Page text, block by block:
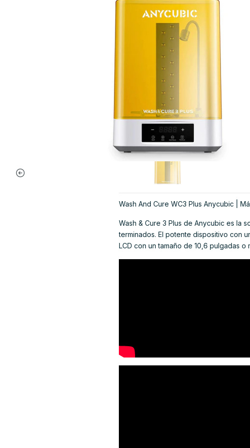
Wash And Cure WC3 Plus Anycubic |
Wash & Cure 3 Plus de Anycubic es la
terminados. El potente dispositivo con
LCD con un tamaño de 10,6 pulgadas o